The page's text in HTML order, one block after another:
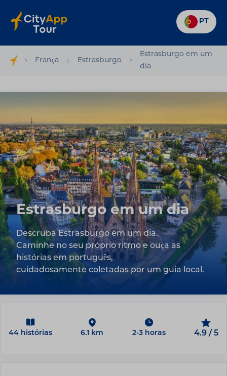
PT
França Estrasburgo
Estrasburgo em um
dia
Estrasburgo em um dia
Descruba Estrasburgo em um dia.
Caminhe no seu próprio ritmo e ouça as
histórias em português,
cuidadosamente coletadas por um guia local.
44 histórias 6.1 km 2-3 horas 4.9 / 5